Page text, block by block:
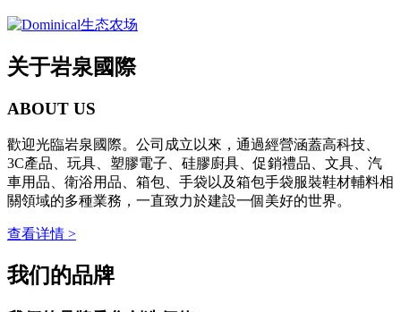
关于岩泉國際
ABOUT US
歡迎光臨岩泉國際。公司成立以來，通過經營涵蓋高科技、
3C產品、玩具、塑膠電子、硅膠廚具、促銷禮品、文具、汽
車用品、衛浴用品、箱包、手袋以及箱包手袋服裝鞋材輔料相
關領域的多種業務，一直致力於建設一個美好的世界。
查看详情 >
我们的品牌